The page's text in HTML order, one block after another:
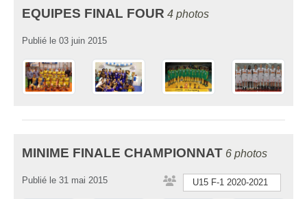
EQUIPES FINAL FOUR 4 photos
Publié le 03 juin 2015
MINIME FINALE CHAMPIONNAT 6 photos
U15 F-1 2020-2021
Publié le 31 mai 2015